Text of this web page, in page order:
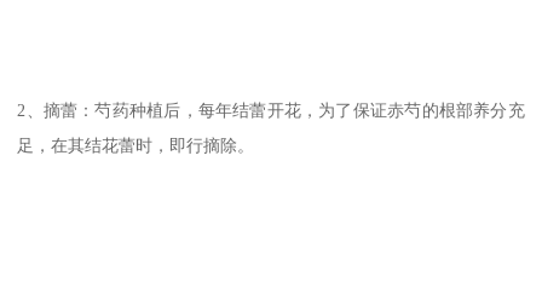
2、摘蕾：芍药种植后，每年结蕾开花，为了保证赤芍的根部养分充
足，在其结花蕾时，即行摘除。